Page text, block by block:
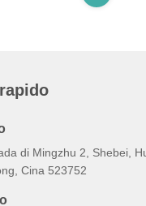
di Mingzhu 2, Shebei,
Cina 523752